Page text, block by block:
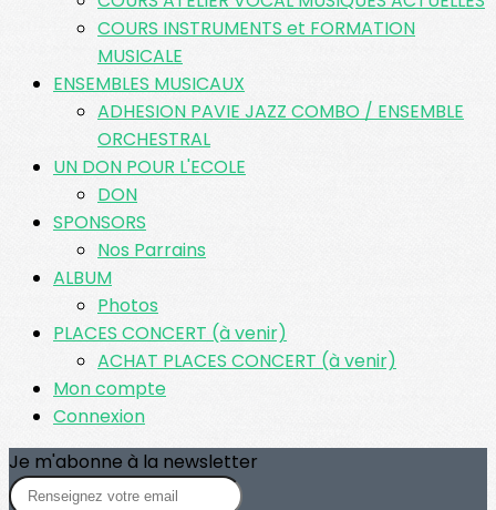
COURS INSTRUMENTS et FORMATION
MUSICALE
ENSEMBLES MUSICAUX
ADHESION PAVIE JAZZ COMBO / ENSEMBLE
ORCHESTRAL
UN DON POUR L'ECOLE
DON
SPONSORS
Nos Parrains
ALBUM
Photos
PLACES CONCERT (à venir)
ACHAT PLACES CONCERT (à venir)
Mon compte
Connexion
Je m'abonne à la newsletter